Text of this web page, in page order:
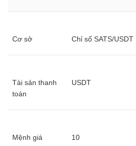
Cơ sở Chỉ số SATS/USDT
Tài sản thanh
toán
USDT
Mệnh giá 10